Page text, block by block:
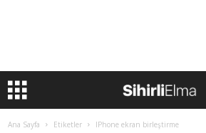
Ana Sayfa Etiketler IPhone ekran birleştirme